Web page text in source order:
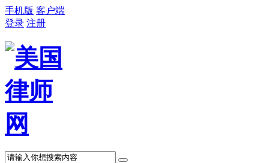
手机版 客户端
登录 注册